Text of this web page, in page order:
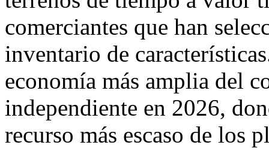
comerciantes que han
inventario de
economía más amplia del
independiente en 2026,
recurso más escaso de los